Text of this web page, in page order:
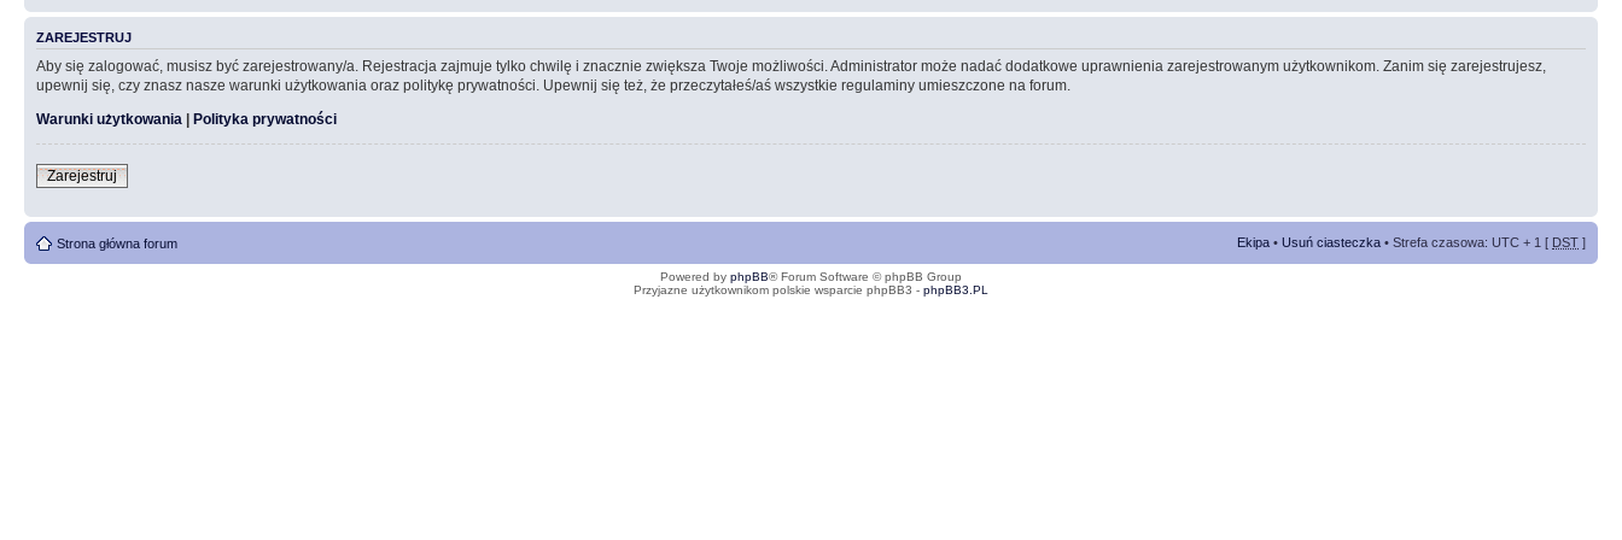
ZAREJESTRUJ
Aby się zalogować, musisz być zarejestrowany/a. Rejestracja zajmuje tylko chwilę i znacznie zwiększa Twoje możliwości. Administrator może nadać dodatkowe uprawnienia zarejestrowanym użytkownikom. Zanim się zarejestrujesz,
upewnij się, czy znasz nasze warunki użytkowania oraz politykę prywatności. Upewnij się też, że przeczytałeś/aś wszystkie regulaminy umieszczone na forum.
Warunki użytkowania | Polityka prywatności
Zarejestruj
Strona główna forum Ekipa • Usuń ciasteczka • Strefa czasowa: UTC + 1 [ DST ]
Powered by phpBB® Forum Software © phpBB Group
Przyjazne użytkownikom polskie wsparcie phpBB3 - phpBB3.PL